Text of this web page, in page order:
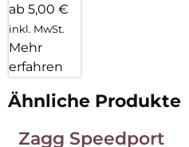
ab 5,00 €
inkl. MwSt.
Mehr
erfahren
Ähnliche Produkte
Zagg Speedport